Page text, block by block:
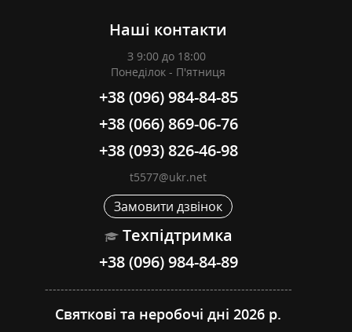
Наші контакти
З 9:00 до 18:00
Понеділок - П'ятниця
+38 (096) 984-84-85
+38 (066) 869-06-76
+38 (093) 826-46-98
t5577@ukr.net
Замовити дзвінок
Техпідтримка
+38 (096) 984-84-89
---------------------------------------------------------------
Святкові та неробочі дні 2026 р.